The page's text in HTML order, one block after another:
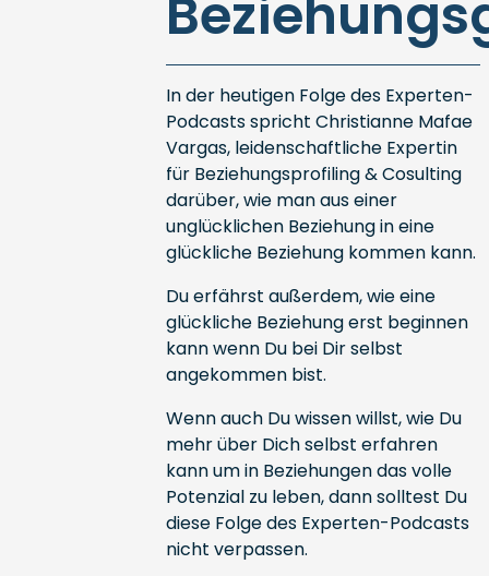
In der heutigen Folge des Experten-
Podcasts spricht Christianne Mafae
Vargas, leidenschaftliche Expertin
für Beziehungsprofiling & Cosulting
darüber, wie man aus einer
unglücklichen Beziehung in eine
glückliche Beziehung kommen kann.
Du erfährst außerdem, wie eine
glückliche Beziehung erst beginnen
kann wenn Du bei Dir selbst
angekommen bist.
Wenn auch Du wissen willst, wie Du
mehr über Dich selbst erfahren
kann um in Beziehungen das volle
Potenzial zu leben, dann solltest Du
diese Folge des Experten-Podcasts
nicht verpassen.